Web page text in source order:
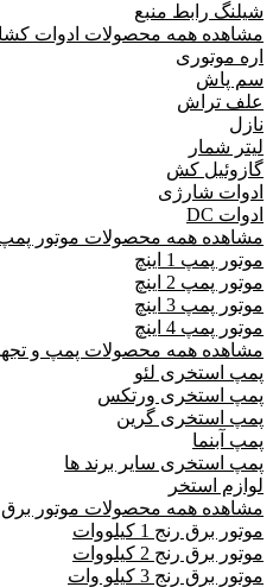
شیلنگ رابط منبع
مشاهده همه محصولات ادوات
اره موتوری
سم پاش
علف تراش
نازل
لیتر شمار
گازوئیل کش
ادوات شارژی
ادوات DC
مشاهده همه محصولات موتور
موتور پمپ 1 اینچ
موتور پمپ 2 اینچ
موتور پمپ 3 اینچ
موتور پمپ 4 اینچ
مشاهده همه محصولات پمپ و
پمپ استخری لئو
پمپ استخری ورتکس
پمپ استخری گرین
پمپ آبنما
پمپ استخری سایر برند ها
لوازم استخر
مشاهده همه محصولات موتور برق
موتور برق رنج 1 کیلووات
موتور برق رنج 2 کیلووات
موتور برق رنج 3 کیلو وات